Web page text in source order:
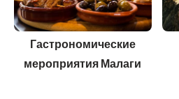
Гастрономические
мероприятия Малаги